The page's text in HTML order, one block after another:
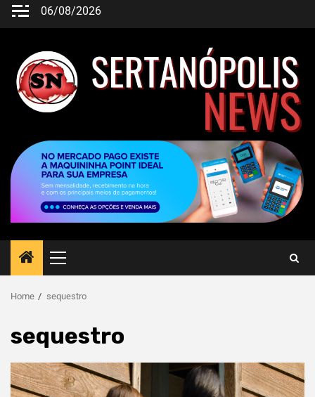
06/08/2026
Home sequestro
sequestro